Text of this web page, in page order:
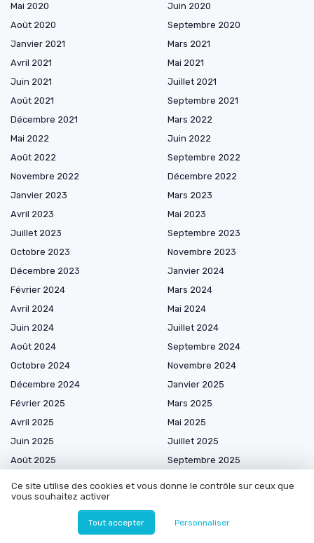
Mai 2020
Juin 2020
Août 2020
Septembre 2020
Janvier 2021
Mars 2021
Avril 2021
Mai 2021
Juin 2021
Juillet 2021
Août 2021
Septembre 2021
Décembre 2021
Mars 2022
Mai 2022
Juin 2022
Août 2022
Septembre 2022
Novembre 2022
Décembre 2022
Janvier 2023
Mars 2023
Avril 2023
Mai 2023
Juillet 2023
Septembre 2023
Octobre 2023
Novembre 2023
Décembre 2023
Janvier 2024
Février 2024
Mars 2024
Avril 2024
Mai 2024
Juin 2024
Juillet 2024
Août 2024
Septembre 2024
Octobre 2024
Novembre 2024
Décembre 2024
Janvier 2025
Février 2025
Mars 2025
Avril 2025
Mai 2025
Juin 2025
Juillet 2025
Août 2025
Septembre 2025
Décembre 2025
Ce site utilise des cookies et vous donne le contrôle sur ceux que
vous souhaitez activer
Tout accepter Personnaliser